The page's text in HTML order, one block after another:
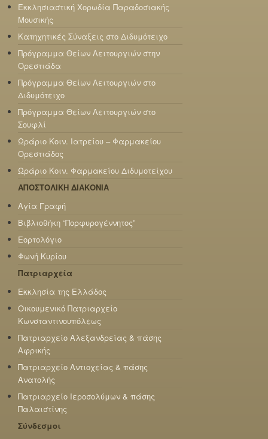
Εκκλησιαστική Χορωδία Παραδοσιακής
Μουσικής
Κατηχητικές Σύναξεις στο Διδυμότειχο
Πρόγραμμα Θείων Λειτουργιών στην
Ορεστιάδα
Πρόγραμμα Θείων Λειτουργιών στο
Διδυμότειχο
Πρόγραμμα Θείων Λειτουργιών στο
Σουφλί
Ωράριο Κοιν. Ιατρείου – Φαρμακείου
Ορεστιάδος
Ωράριο Κοιν. Φαρμακείου Διδυμοτείχου
ΑΠΟΣΤΟΛΙΚΗ ΔΙΑΚΟΝΙΑ
Αγία Γραφή
Βιβλιοθήκη “Πορφυρογέννητος”
Εορτολόγιο
Φωνή Κυρίου
Πατριαρχεία
Εκκλησία της Ελλάδος
Οικουμενικό Πατριαρχείο
Κωνσταντινουπόλεως
Πατριαρχείο Αλεξανδρείας & πάσης
Αφρικής
Πατριαρχείο Αντιοχείας & πάσης
Ανατολής
Πατριαρχείο Ιεροσολύμων & πάσης
Παλαιστίνης
Σύνδεσμοι